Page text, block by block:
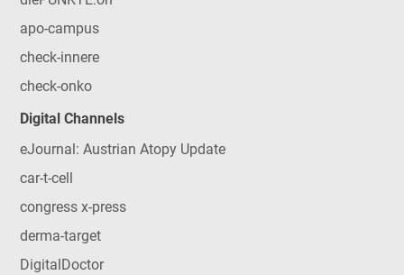
apo-campus
check-innere
check-onko
Digital Channels
eJournal: Austrian Atopy Update
car-t-cell
congress x-press
derma-target
DigitalDoctor